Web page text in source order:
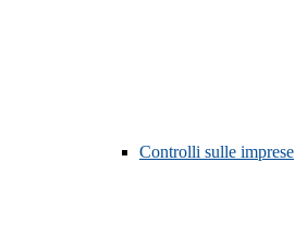
Controlli sulle imprese